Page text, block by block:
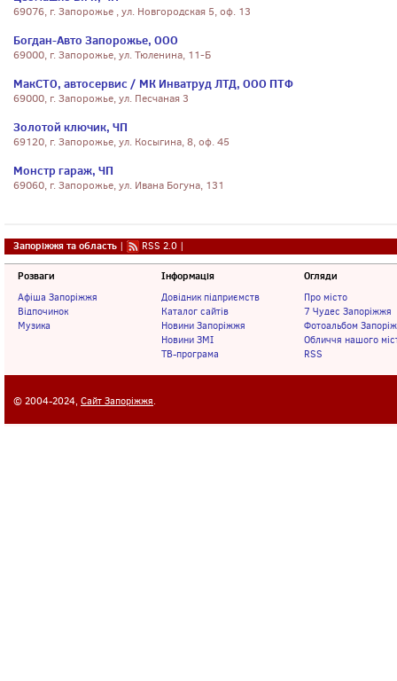
69076, г. Запорожье , ул. Новгородская 5, оф. 13
Богдан-Авто Запорожье, ООО
69000, г. Запорожье, ул. Тюленина, 11-Б
МакСТО, автосервис / МК Инватруд ЛТД, ООО ПТФ
69000, г. Запорожье, ул. Песчаная 3
Золотой ключик, ЧП
69120, г. Запорожье, ул. Косыгина, 8, оф. 45
Монстр гараж, ЧП
69060, г. Запорожье, ул. Ивана Богуна, 131
Запоріжжя та область | RSS 2.0 |
Розваги
Афіша Запоріжжя
Відпочинок
Музика
Інформація
Довідник підприємств
Каталог сайтів
Новини Запоріжжя
Новини ЗМІ
ТВ-програма
Огляди
Про місто
7 Чудес Запоріжжя
Фотоальбом
Обличчя нашого
RSS
© 2004-2024, Сайт Запоріжжя.